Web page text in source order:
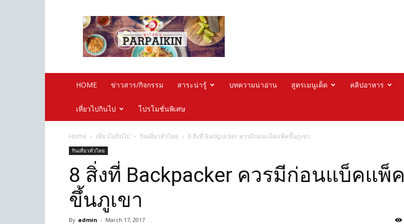
Parpaikin.com
HOME ข่าวสาร/กิจกรรม สาระน่ารู้ บทความน่าอ่าน สูตรเมนูเด็ด คลิปอาหาร
เที่ยวไปกินไป โปรโมชั่นพิเศษ
Home เที่ยวไปกินไป กินเที่ยวทั่วไทย 8 สิ่งที่ Backpacker ควรมีก่อนแบ็คแพ็คขึ้นภูเขา
กินเที่ยวทั่วไทย
8 สิ่งที่ Backpacker ควรมีก่อนแบ็คแพ็ค
ขึ้นภูเขา
By admin - March 17, 2017